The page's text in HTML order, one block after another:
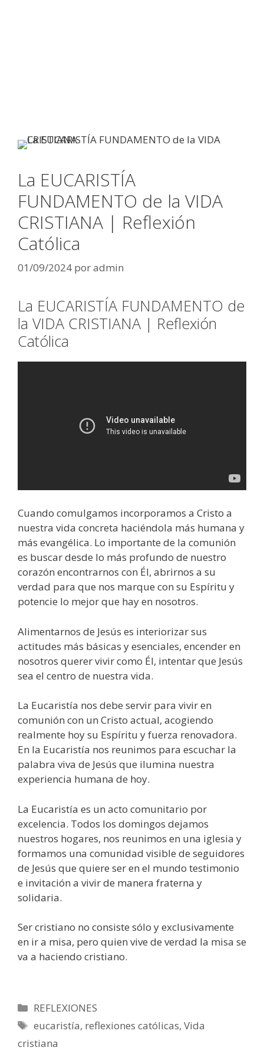
La EUCARISTÍA
FUNDAMENTO de la VIDA
CRISTIANA | Reflexión
Católica
01/09/2024 poradmin
La EUCARISTÍA FUNDAMENTO de
la VIDA CRISTIANA | Reflexión
Católica
Cuando comulgamos incorporamos a Cristo a
nuestra vida concreta haciéndola más humana y
más evangélica. Lo importante de la comunión
es buscar desde lo más profundo de nuestro
corazón encontrarnos con Él, abrirnos a su
verdad para que nos marque con su Espíritu y
potencie lo mejor que hay en nosotros.
Alimentarnos de Jesús es interiorizar sus
actitudes más básicas y esenciales, encender en
nosotros querer vivir como Él, intentar que Jesús
sea el centro de nuestra vida.
La Eucaristía nos debe servir para vivir en
comunión con un Cristo actual, acogiendo
realmente hoy su Espíritu y fuerza renovadora.
En la Eucaristía nos reunimos para escuchar la
palabra viva de Jesús que ilumina nuestra
experiencia humana de hoy.
La Eucaristía es un acto comunitario por
excelencia. Todos los domingos dejamos
nuestros hogares, nos reunimos en una iglesia y
formamos una comunidad visible de seguidores
de Jesús que quiere ser en el mundo testimonio
e invitación a vivir de manera fraterna y
solidaria.
Ser cristiano no consiste sólo y exclusivamente
en ir a misa, pero quien vive de verdad la misa se
va a haciendo cristiano.
Categorías
REFLEXIONES
Etiquetas
eucaristía, reflexiones católicas,Vida
cristiana